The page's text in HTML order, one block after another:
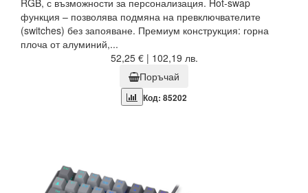
RGB, с възможности за персонализация. Hot-swap
функция – позволява подмяна на превключвателите
(switches) без запояване. Премиум конструкция: горна
плоча от алуминий,...
52,25 € | 102,19 лв.
Поръчай
Код: 85202